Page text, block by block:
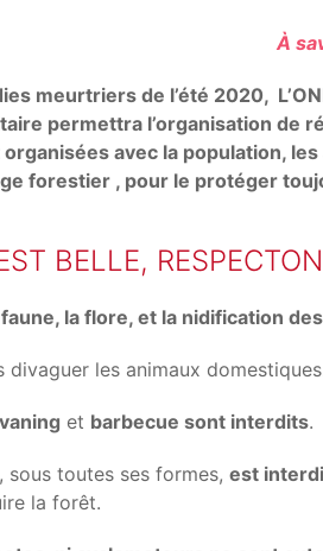
À
meurtriers de l’été 2020,
permettra l’organisation de
avec la population,
forestier , pour le protéger
BELLE,
la flore, et la nidification
divaguer les animaux
et barbecue sont interdits.
, sous toutes ses formes, est
la forêt.